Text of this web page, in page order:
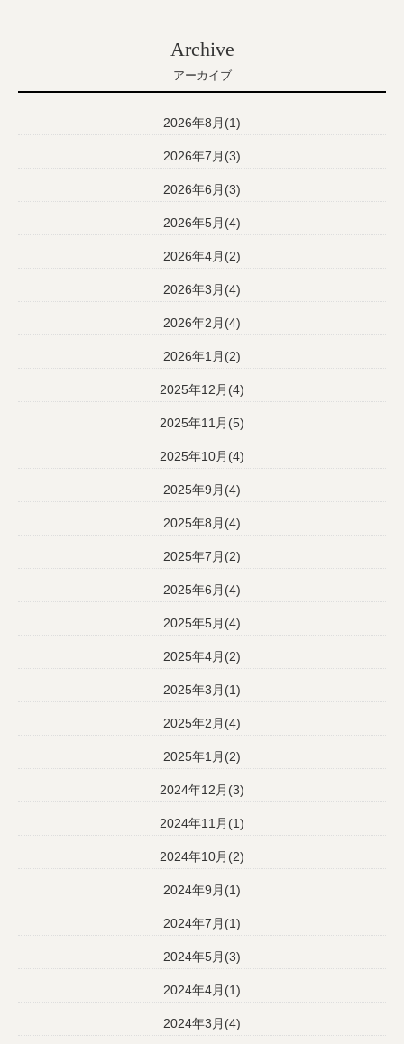
Archive
アーカイブ
2026年8月(1)
2026年7月(3)
2026年6月(3)
2026年5月(4)
2026年4月(2)
2026年3月(4)
2026年2月(4)
2026年1月(2)
2025年12月(4)
2025年11月(5)
2025年10月(4)
2025年9月(4)
2025年8月(4)
2025年7月(2)
2025年6月(4)
2025年5月(4)
2025年4月(2)
2025年3月(1)
2025年2月(4)
2025年1月(2)
2024年12月(3)
2024年11月(1)
2024年10月(2)
2024年9月(1)
2024年7月(1)
2024年5月(3)
2024年4月(1)
2024年3月(4)